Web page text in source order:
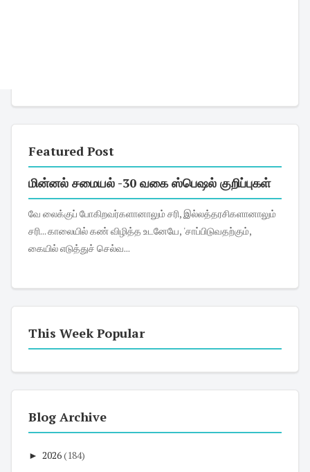
Featured Post
மின்னல் சமையல் -30 வகை ஸ்பெஷல் குறிப்புகள்
வே லைக்குப் போகிறவர்களானாலும் சரி, இல்லத்தரசிகளானாலும்
சரி... காலையில் கண் விழித்த உடனேயே, 'சாப்பிடுவதற்கும்,
கையில் எடுத்துச் செல்வ...
This Week Popular
Blog Archive
► 2026(184)